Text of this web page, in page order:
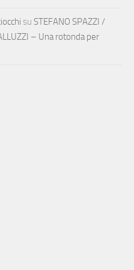
su STEFANO SPAZZI /
– Una rotonda per